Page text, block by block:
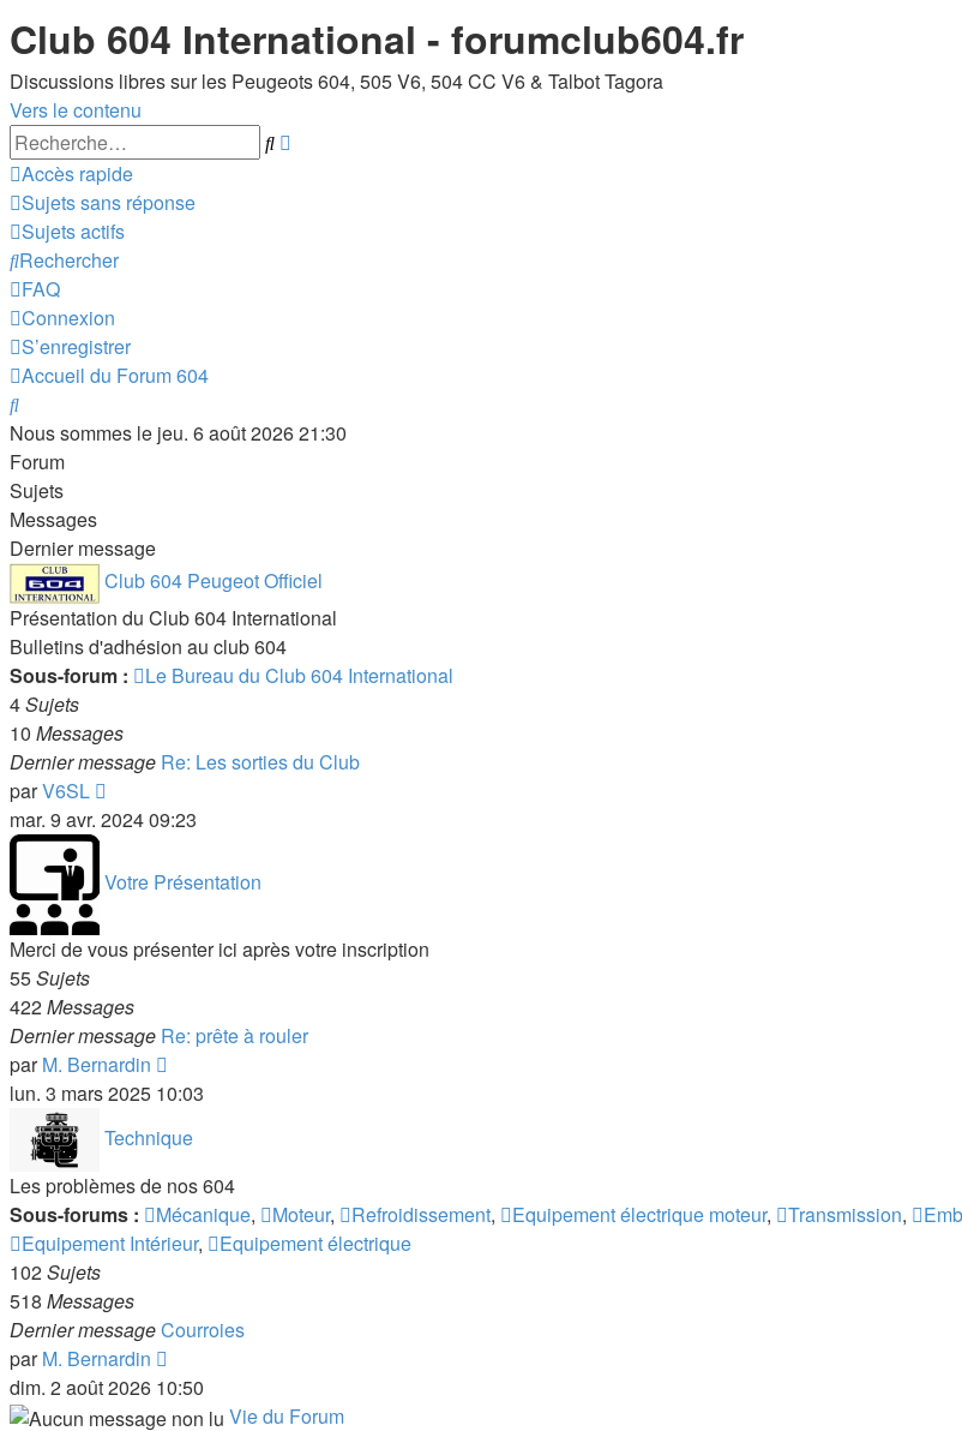
Club 604 International - forumclub604.fr
Discussions libres sur les Peugeots 604, 505 V6, 504 CC V6 & Talbot Tagora
Vers le contenu
Rechercher
Accès rapide
Sujets sans réponse
Sujets actifs
Rechercher
FAQ
Connexion
S’enregistrer
Accueil du Forum 604
Rechercher
Nous sommes le jeu. 6 août 2026 21:30
Forum
Sujets
Messages
Dernier message
Club 604 Peugeot Officiel
Présentation du Club 604 International
Bulletins d'adhésion au club 604
Sous-forum :
Le Bureau du Club 604 International
4Sujets
10 Messages
Dernier message Re: Les sorties du Club
parV6SL
le
message
mar. 9 avr. 2024 09:23
Votre Présentation
Merci de vous présenter ici après votre inscription
55Sujets
422Messages
Dernier message Re: prête à rouler
parM. Bernardin
le
message
lun. 3 mars 2025 10:03
Technique
Les problèmes de nos 604
Sous-forums :
Mécanique, Moteur, Refroidissement, Equipement électrique moteur, Transmission,
Equipement Intérieur,
Equipement électrique
102Sujets
518 Messages
Dernier messageCourroies
parM. Bernardin
le
dernier
dim. 2 août 2026 10:50
Vie du Forum